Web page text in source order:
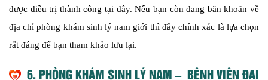
được điều trị thành công tại đây. Nếu bạn còn đang băn khoăn về
địa chỉ phòng khám sinh lý nam giới thì đây chính xác là lựa chọn
rất đáng để bạn tham khảo lưu lại.
6. PHÒNG KHÁM SINH LÝ NAM – BỆNH VIỆN ĐẠI